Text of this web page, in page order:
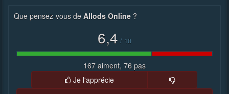
Que pensez-vous de Allods Online ?
6,4 / 10
167 aiment, 76 pas
Je l'apprécie